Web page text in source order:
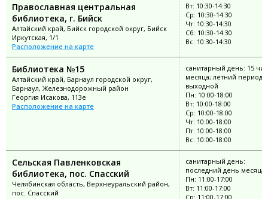
Православная центральная
библиотека, г. Бийск
Алтайский край, Бийск городской округ, Бийск
Иркутская, 1/1
Расположение на карте
Вт: 10:30-14:30
Ср: 10:30-14:30
Чт: 10:30-14:30
Сб: 10:30-14:30
Вс: 10:30-14:30
Библиотека №15
Алтайский край, Барнаул городской округ,
Барнаул, Железнодорожный район
Георгия Исакова, 113е
Расположение на карте
санитарный день: 15
месяца; летний период:
выходной
Пн: 10:00-18:00
Вт: 10:00-18:00
Ср: 10:00-18:00
Чт: 10:00-18:00
Пт: 10:00-18:00
Вс: 10:00-18:00
Cельская Павленковская
библиотека, пос. Спасский
Челябинская область, Верхнеуральский район,
пос. Спасский
санитарный день:
последний день месяца
Пн: 11:00-17:00
Вт: 11:00-17:00
Ср: 11:00-17:00